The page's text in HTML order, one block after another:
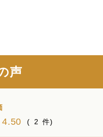
声
4.50 2